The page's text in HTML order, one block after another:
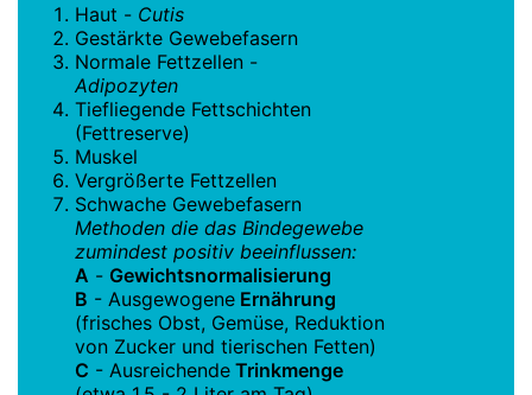
Haut - Cutis
Gestärkte Gewebefasern
Normale Fettzellen -
Adipozyten
Tiefliegende Fettschichten
(Fettreserve)
Muskel
Vergrößerte Fettzellen
Schwache Gewebefasern
Methoden die das Bindegewebe
zumindest positiv beeinflussen:
A - Gewichtsnormalisierung
B - Ausgewogene Ernährung
(frisches Obst, Gemüse, Reduktion
von Zucker und tierischen Fetten)
C - Ausreichende Trinkmenge